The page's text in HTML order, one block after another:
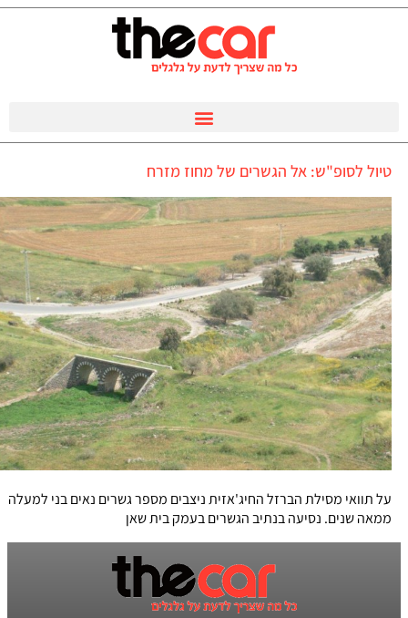
טיול לסופ"ש: אל הגשרים של מחוז מזרח
על תוואי מסילת הברזל החיג'אזית ניצבים מספר גשרים נאים בני למעלה
ממאה שנים. נסיעה בנתיב הגשרים בעמק בית שאן